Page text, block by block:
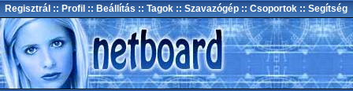
Regisztrál :: Profil :: Beállítás :: Tagok :: Szavazógép :: Csoportok :: Segítség